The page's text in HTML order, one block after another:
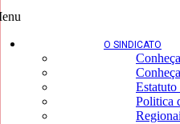
O SINDICATO
Politica